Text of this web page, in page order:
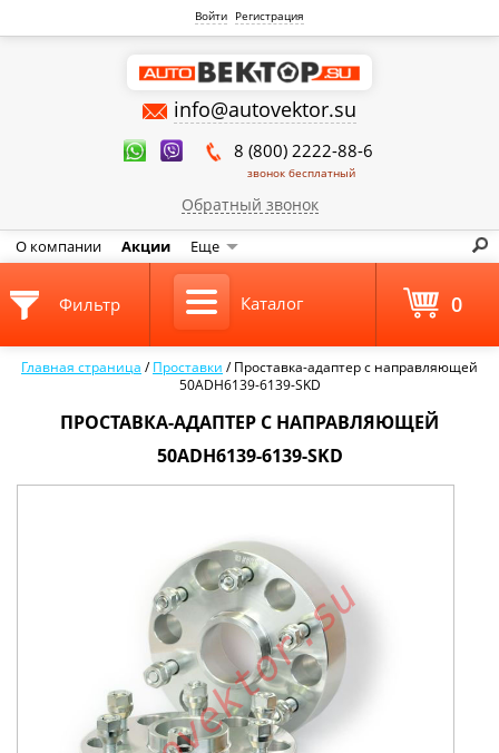
Войти Регистрация
info@autovektor.su
8 (800) 2222-88-6
звонок бесплатный
Обратный звонок
О компании Акции Еще
Главная страница /Проставки /Проставка-адаптер с направляющей
50ADH6139-6139-SKD
ПРОСТАВКА-АДАПТЕР С НАПРАВЛЯЮЩЕЙ
50ADH6139-6139-SKD
Фильтр Каталог 0